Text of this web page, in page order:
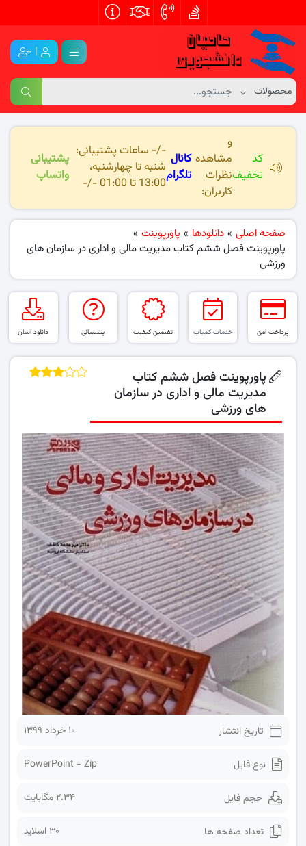
|
کد
تخفیف
و
مشاهده
نظرات
کاربران:
کانال
تلگرام
-/- ساعات پشتیبانی:
شنبه تا چهارشنبه،
13:00 تا 01:00 -/-
پشتیبانی
واتساپ
صفحه اصلی » دانلودها » پاورپوینت »
پاورپوینت فصل ششم کتاب مدیریت مالی و اداری در سازمان های
ورزشی
پرداخت امن خدمات کمیاب تضمین کیفیت پشتیبانی دانلود آسان
پاورپوینت فصل ششم کتاب
مدیریت مالی و اداری در سازمان
های ورزشی
تاریخ انتشار ۱۰ خرداد ۱۳۹۹
نوع فایل PowerPoint - Zip
حجم فایل 2.34 مگابایت
تعداد صفحه ها 30 اسلاید